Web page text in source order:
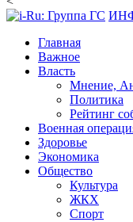
Главная
Важное
Власть
Мнение,
Политика
Рейтинг
Военная
Здоровье
Экономика
Общество
Культура
ЖКХ
Спорт